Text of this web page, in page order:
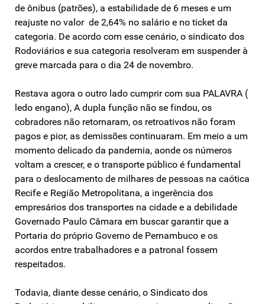
de ônibus (patrões), a estabilidade de 6 meses e um
reajuste no valor de 2,64% no salário e no ticket da
categoria. De acordo com esse cenário, o sindicato dos
Rodoviários e sua categoria resolveram em suspender à
greve marcada para o dia 24 de novembro.
Restava agora o outro lado cumprir com sua PALAVRA (
ledo engano), A dupla função não se findou, os
cobradores não retornaram, os retroativos não foram
pagos e pior, as demissões continuaram. Em meio a um
momento delicado da pandemia, aonde os números
voltam a crescer, e o transporte público é fundamental
para o deslocamento de milhares de pessoas na caótica
Recife e Região Metropolitana, a ingerência dos
empresários dos transportes na cidade e a debilidade
Governado Paulo Câmara em buscar garantir que a
Portaria do próprio Governo de Pernambuco e os
acordos entre trabalhadores e a patronal fossem
respeitados.
Todavia, diante desse cenário, o Sindicato dos